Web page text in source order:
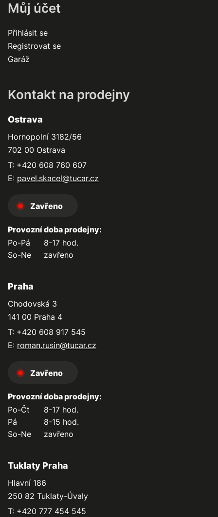
Můj účet
Přihlásit se
Registrovat se
Garáž
Kontakt na prodejny
Ostrava
Hornopolní 3182/56
702 00 Ostrava
T: +420 608 760 607
E: pavel.skacel@tucar.cz
Zavřeno
Provozní doba prodejny:
Po-Pá
8-17 hod.
So-Ne
zavřeno
Praha
Chodovská 3
141 00 Praha 4
T: +420 608 917 545
E: roman.rusin@tucar.cz
Zavřeno
Provozní doba prodejny:
Po-Čt
8-17 hod.
Pá
8-15 hod.
So-Ne
zavřeno
Tuklaty Praha
Hlavní 186
250 82 Tuklaty-Úvaly
T: +420 777 454 545